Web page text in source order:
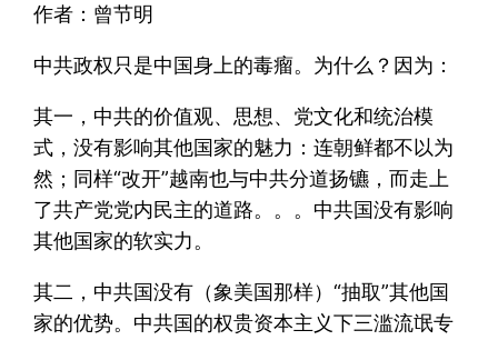
作者：曾节明
中共政权只是中国身上的毒瘤。为什么？因为：
其一，中共的价值观、思想、党文化和统治模
式，没有影响其他国家的魅力：连朝鲜都不以为
然；同样“改开”越南也与中共分道扬镳，而走上
了共产党党内民主的道路。。。中共国没有影响
其他国家的软实力。
其二，中共国没有（象美国那样）“抽取”其他国
家的优势。中共国的权贵资本主义下三滥流氓专